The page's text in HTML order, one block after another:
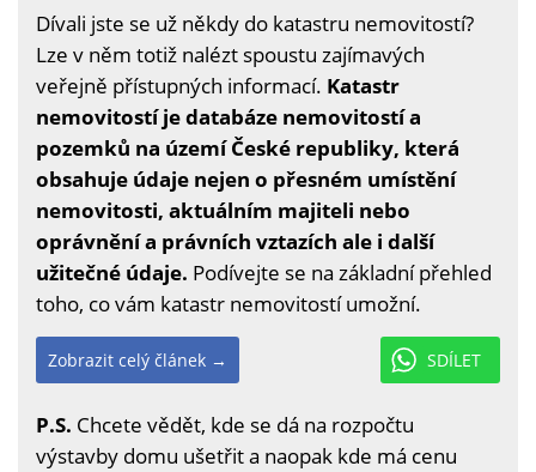
Dívali jste se už někdy do katastru nemovitostí?
Lze v něm totiž nalézt spoustu zajímavých
veřejně přístupných informací. Katastr
nemovitostí je databáze nemovitostí a
pozemků na území České republiky, která
obsahuje údaje nejen o přesném umístění
nemovitosti, aktuálním majiteli nebo
oprávnění a právních vztazích ale i další
užitečné údaje. Podívejte se na základní přehled
toho, co vám katastr nemovitostí umožní.
SDÍLET
Zobrazit celý článek →
P.S. Chcete vědět, kde se dá na rozpočtu
výstavby domu ušetřit a naopak kde má cenu